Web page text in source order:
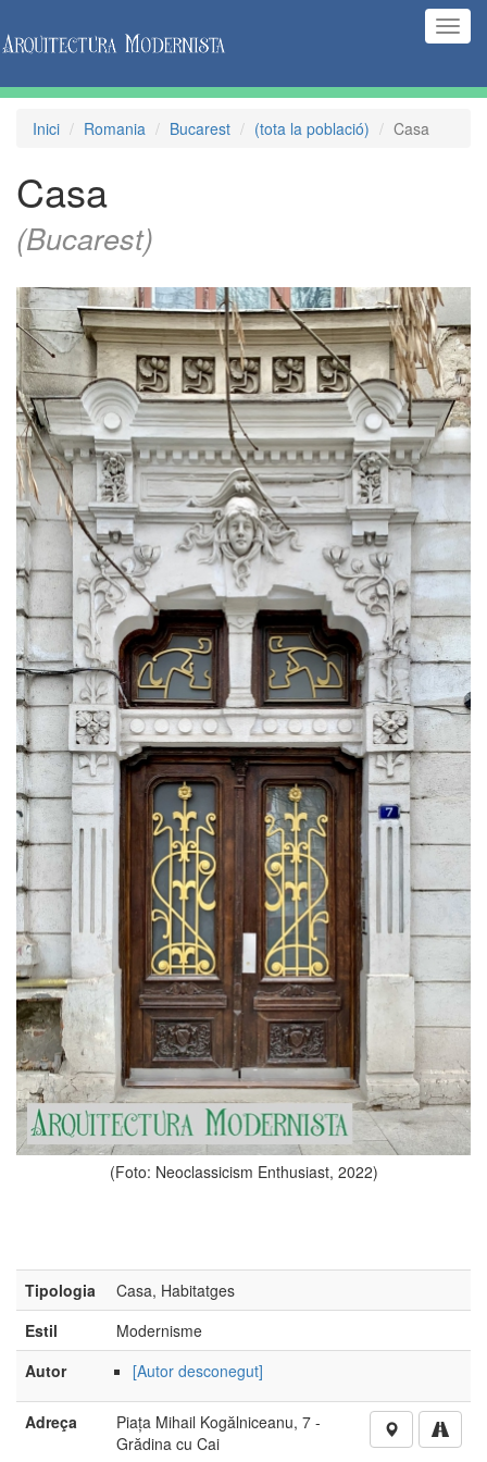
Inici Romania Bucarest (tota la població) Casa
Casa
(Bucarest)
(Foto: Neoclassicism Enthusiast, 2022)
Tipologia
Casa, Habitatges
Estil
Modernisme
Autor
[Autor desconegut]
Adreça
Piața Mihail Kogălniceanu, 7 -
Grădina cu Cai